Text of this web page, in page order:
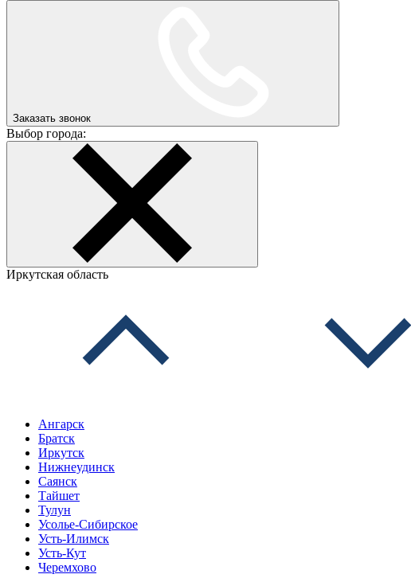
Заказать звонок
Выбор города:
Иркутская область
Ангарск
Братск
Иркутск
Нижнеудинск
Саянск
Тайшет
Тулун
Усолье-Сибирское
Усть-Илимск
Усть-Кут
Черемхово